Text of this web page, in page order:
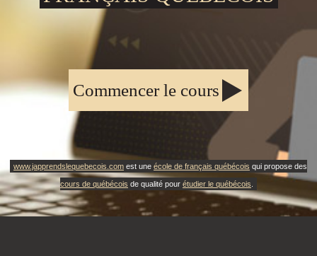
Commencer le cours
www.japprendslequebecois.com est une école de français québécois qui propose des
cours de québécois de qualité pour étudier le québécois